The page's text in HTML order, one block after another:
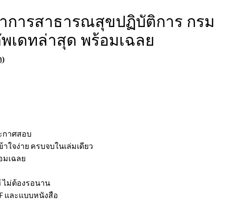
การสาธารณสุขปฏิบัติการ กรม
เดทล่าสุด พร้อมเฉลย
กาศสอบ
ใจง่าย ครบจบในเล่มเดียว
เฉลย
ไม่ต้องรอนาน
และแบบหนังสือ